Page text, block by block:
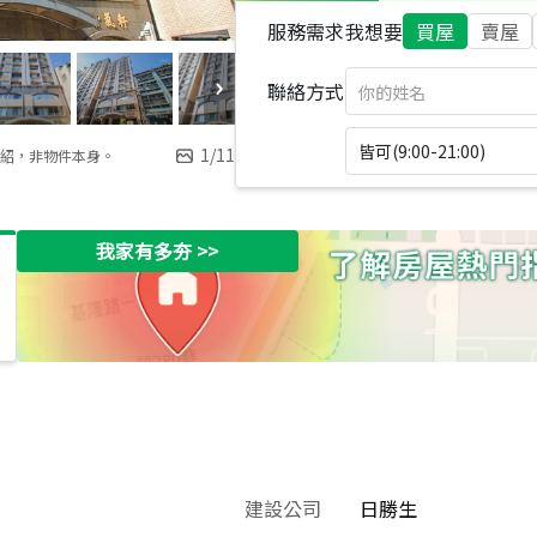
，非物件本身。 1/11
服務需求我想要 買屋 賣屋
聯絡方式
皆可(9:00-21:00)
我家有多夯>>
建設公司 日勝生